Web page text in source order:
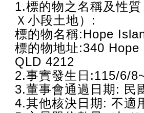
1.標的物之名稱及性
Ｘ小段土地）:
標的物名稱:Hope
標的物地址:340
QLD 4212
2.事實發生日:115/6/
3.董事會通過日期: 民
4.其他核決日期: 不適